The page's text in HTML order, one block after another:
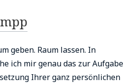
geben. Raum lassen. In
ich mir genau das zur Aufgabe
Ihrer ganz persönlichen